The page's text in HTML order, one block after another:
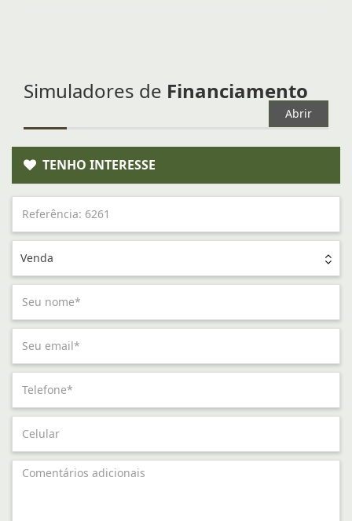
Simuladores de Financiamento
Abrir
TENHO INTERESSE
Venda